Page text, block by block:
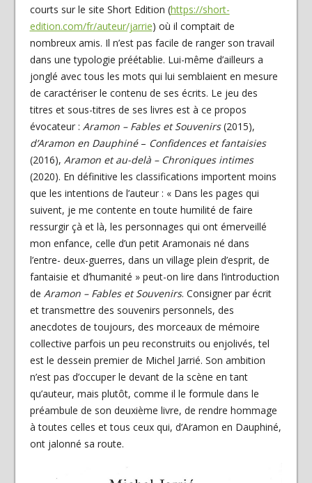
courts sur le site Short Edition (https://short-
edition.com/fr/auteur/jarrie) où il comptait de
nombreux amis. Il n’est pas facile de ranger son travail
dans une typologie préétablie. Lui-même d’ailleurs a
jonglé avec tous les mots qui lui semblaient en mesure
de caractériser le contenu de ses écrits. Le jeu des
titres et sous-titres de ses livres est à ce propos
évocateur : Aramon – Fables et Souvenirs(2015),
d’Aramon en Dauphiné– Confidences et fantaisies
(2016), Aramon et au-delà – Chroniques intimes
(2020). En définitive les classifications importent moins
que les intentions de l’auteur : « Dans les pages qui
suivent, je me contente en toute humilité de faire
ressurgir çà et là, les personnages qui ont émerveillé
mon enfance, celle d’un petit Aramonais né dans
l’entre- deux-guerres, dans un village plein d’esprit, de
fantaisie et d’humanité » peut-on lire dans l’introduction
de Aramon – Fables et Souvenirs. Consigner par écrit
et transmettre des souvenirs personnels, des
anecdotes de toujours, des morceaux de mémoire
collective parfois un peu reconstruits ou enjolivés, tel
est le dessein premier de Michel Jarrié. Son ambition
n’est pas d’occuper le devant de la scène en tant
qu’auteur, mais plutôt, comme il le formule dans le
préambule de son deuxième livre, de rendre hommage
à toutes celles et tous ceux qui, d’Aramon en Dauphiné,
ont jalonné sa route.